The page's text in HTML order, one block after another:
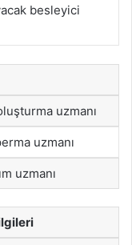
besleyici
uzmanı
uzmanı
uzmanı